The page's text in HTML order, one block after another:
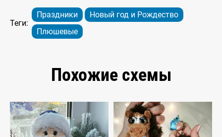
Теги:
Праздники
Новый год и Рождество
Плюшевые
Похожие схемы